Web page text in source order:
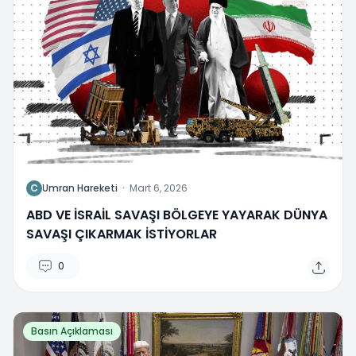
C Umran Hareketi · Mart 6, 2026
ABD VE İSRAİL SAVAŞI BÖLGEYE YAYARAK DÜNYA
SAVAŞI ÇIKARMAK İSTİYORLAR
0
Basın Açıklaması